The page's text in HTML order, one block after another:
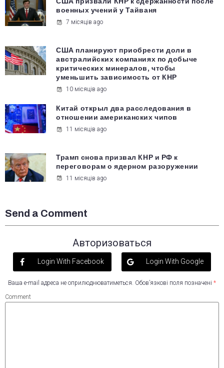
военных учений у Тайваня
7 місяців ago
США планируют приобрести доли в
австралийских компаниях по добыче
критических минералов, чтобы
уменьшить зависимость от КНР
10 місяців ago
Китай открыл два расследования в
отношении американских чипов
11 місяців ago
Трамп снова призвал КНР и РФ к
переговорам о ядерном разоружении
11 місяців ago
Send a Comment
Авторизоваться
Login With Facebook Login With Google
Ваша e-mail адреса не оприлюднюватиметься. Обов’язкові поля позначені *
Comment